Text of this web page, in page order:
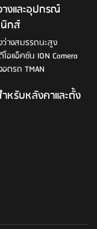
งและอุปกรณ์
กส์
ว่างสมรรถนะสูง
อแอ็คชัน ION Camera
อดรถ TMAN
รับหลังคาและตั้ง